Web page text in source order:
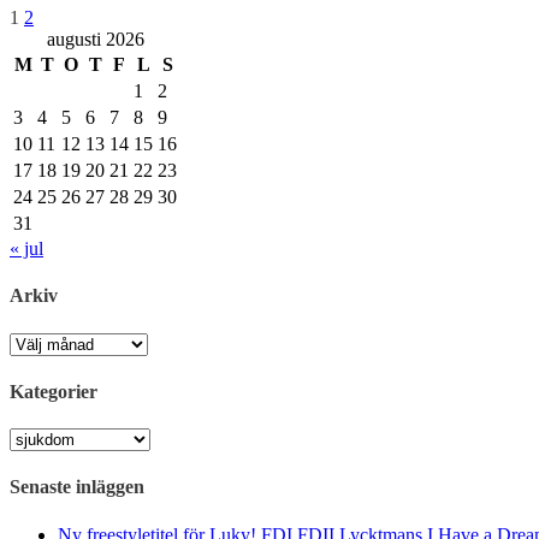
Inläggsnavigering
Sida
1 Sida
2
augusti 2026
M T O T F L
S
1
2
3
4 5 6 7 8
9
10 11 12 13 14 15 16
17 18 19 20 21 22 23
24 25 26 27 28 29 30
31
« jul
Arkiv
Arkiv
Kategorier
Kategorier
Senaste inläggen
Ny freestyletitel för Luky! FDI FDII Lycktmans I Have a